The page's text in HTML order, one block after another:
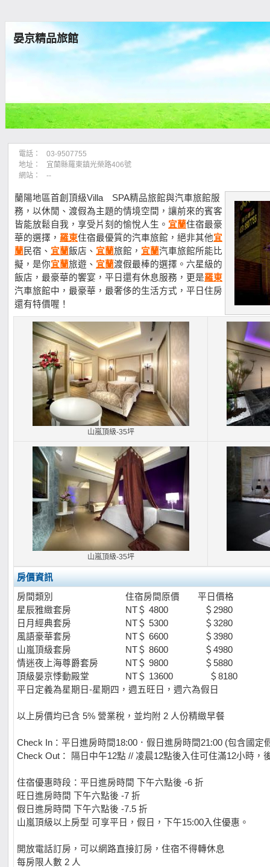
晏京精品旅館
電話：
03-9507755
地址：
宜蘭縣羅東鎮光榮路406號
網站：
--
蘭陽地區首創頂級Villa SPA精品旅館與汽車旅館服
務，以休閒、渡假為主題的情境空間，讓前來的賓客
皆能放鬆自我，享受片刻的愉悅人生。 宜蘭住宿最豪
華的選擇， 羅東住宿最優質的汽車旅館，絕非其他宜
蘭民宿、 宜蘭飯店、 宜蘭旅館， 宜蘭汽車旅館所能比
擬，是你宜蘭旅遊、 宜蘭渡假最棒的選擇。六星級的
飯店，最豪華的饗宴，平日還有休息服務，更是羅東
汽車旅館中，最豪華，最奢侈的生活方式，平日住房
還有特價喔！
山嵐頂級-35坪
山嵐頂級-35坪
房價資訊
房間類別 住宿房間原價 平日價格
星辰雅緻套房 NT＄ 4800 ＄2980
日月經典套房 NT＄ 5300 ＄3280
風語豪華套房 NT＄ 6600 ＄3980
山嵐頂級套房 NT＄ 8600 ＄4980
情迷夜上海尊爵套房 NT＄ 9800 ＄5880
頂級晏京悸動殿堂 NT＄ 13600 ＄8180
平日定義為星期日-星期四，週五旺日，週六為假日
以上房價均已含 5% 營業稅，並均附 2 人份精緻早餐
Check In：平日進房時間18:00．假日進房時間21:00 (包含國定
Check Out： 隔日中午12點 // 凌晨12點後入住可住滿12小時，
住宿優惠時段：平日進房時間 下午六點後 -6 折
旺日進房時間 下午六點後 -7 折
假日進房時間 下午六點後 -7.5 折
山嵐頂級以上房型 可享平日，假日，下午15:00入住優惠。
開放電話訂房，可以網路直接訂房，住宿不得轉休息
每房限人數 2 人